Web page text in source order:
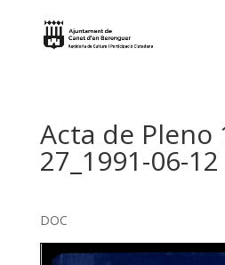
Acta de Pleno
27_1991-06-12
DOC